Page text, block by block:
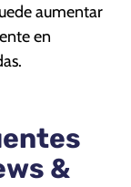
aumentar
en
&